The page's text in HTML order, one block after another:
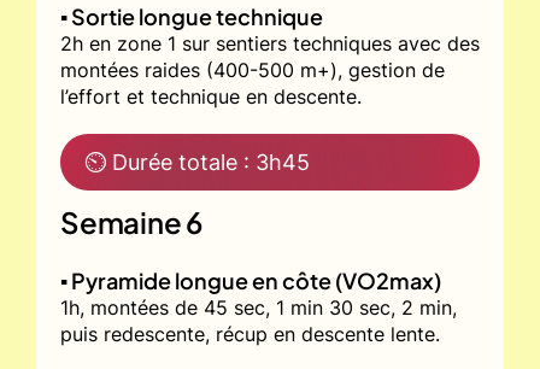
▪️ Sortie longue technique
2h en zone 1 sur sentiers techniques avec des
montées raides (400-500 m+), gestion de
l’effort et technique en descente.
⏲ Durée totale : 3h45
Semaine 6
▪️ Pyramide longue en côte (VO2max)
1h, montées de 45 sec, 1 min 30 sec, 2 min,
puis redescente, récup en descente lente.